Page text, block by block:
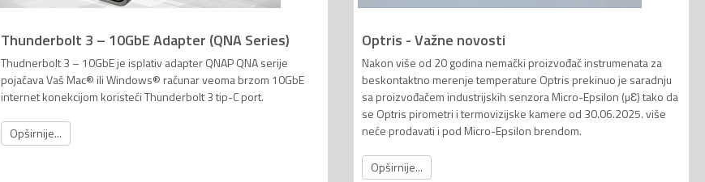
Thunderbolt 3 – 10GbE Adapter (QNA Series)
Thudnerbolt 3 – 10GbE je isplativ adapter QNAP QNA serije
pojačava Vaš Mac® ili Windows® računar veoma brzom 10GbE
internet konekcijom koristeći Thunderbolt 3 tip-C port.
Opširnije...
Optris - Važne novosti
Nakon više od 20 godina nemački proizvođač instrumenata za
beskontaktno merenje temperature Optris prekinuo je saradnju
sa proizvođačem industrijskih senzora Micro-Epsilon (µƐ) tako da
se Optris pirometri i termovizijske kamere od 30.06.2025. više
neće prodavati i pod Micro-Epsilon brendom.
Opširnije...